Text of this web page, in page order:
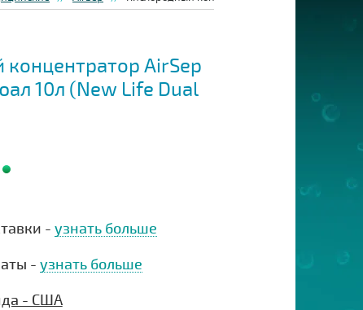
AirSep
10л (New Life Dual
- узнать больше
- узнать больше
- США